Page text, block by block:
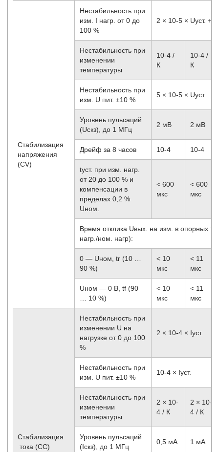
Стабилизация
напряжения
(CV)
Нестабильность при
изм. I нагр. от 0 до
100 %
2 × 10-5 × Uуст. +
Нестабильность при
изменении
температуры
10-4 /
К
10-4 /
К
Нестабильность при
изм. U пит. ±10 %
5 × 10-5 × Uуст.
Уровень пульсаций
(Uскз), до 1 МГц
2 мВ 2 мВ
Дрейф за 8 часов 10-4 10-4
tуст. при изм. нагр.
от 20 до 100 % и
компенсации в
пределах 0,2 %
Uном.
< 600
мкс
< 600
мкс
Время отклика Uвых. на изм. в опорных
нагр./ном. нагр):
0 — Uном, tr (10 …
90 %)
< 10
мкс
< 11
мкс
Uном — 0 В, tf (90
… 10 %)
< 10
мкс
< 11
мкс
Стабилизация
тока (CC)
Нестабильность при
изменении U на
нагрузке от 0 до 100
%
2 × 10-4 × Iуст.
Нестабильность при
изм. U пит. ±10 %
10-4 × Iуст.
Нестабильность при
изменении
температуры
2 × 10-
4 / К
2 × 10-
4 / К
Уровень пульсаций
(Iскз), до 1 МГц
0,5 мА 1 мА